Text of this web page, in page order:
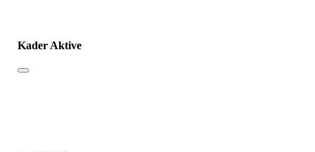
Kader Aktive